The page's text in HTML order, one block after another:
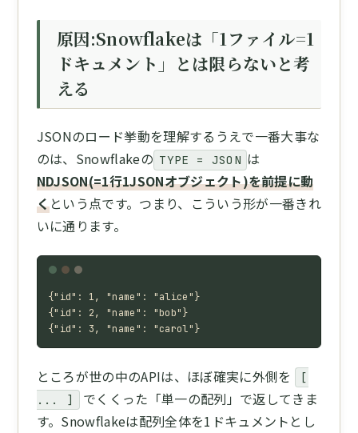
原因:Snowflakeは「1ファイル=1
ドキュメント」とは限らないと考
える
JSONのロード挙動を理解するうえで一番大事な
のは、Snowflakeの TYPE = JSON は
NDJSON(=1行1JSONオブジェクト)を前提に動
くという点です。つまり、こういう形が一番きれ
いに通ります。
{"id": 1, "name": "alice"}
{"id": 2, "name": "bob"}
{"id": 3, "name": "carol"}
ところが世の中のAPIは、ほぼ確実に外側を
[
... ]
でくくった「単一の配列」で返してきま
す。Snowflakeは配列全体を1ドキュメントとし